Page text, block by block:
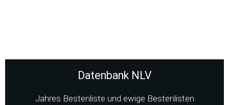
Datenbank NLV
Jahres Bestenliste und ewige Bestenlisten